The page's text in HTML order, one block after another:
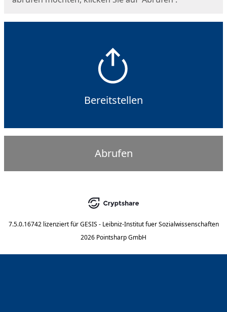
Bereitstellen
Abrufen
7.5.0.16742 lizenziert für GESIS - Leibniz-Institut fuer Sozialwissenschaften
2026 Pointsharp GmbH